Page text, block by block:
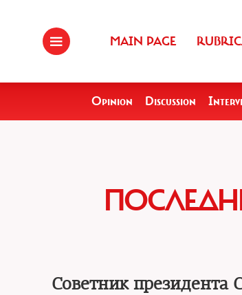
MAIN PAGE
Opinion Discussion
Советник президента